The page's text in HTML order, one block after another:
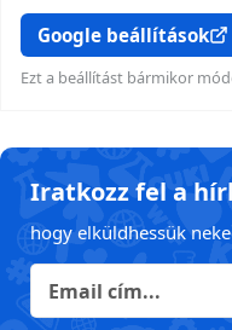
Google beállítások
Ezt a beállítást bármikor
Iratkozz fel a
hogy elküldhessük